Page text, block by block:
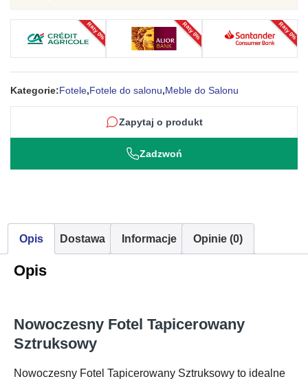
Raty 0% Raty 0% Raty 0%
Kategorie:Fotele,Fotele do salonu,Meble do Salonu
Zapytaj o produkt
Zadzwoń
Opis Dostawa Informacje Opinie (0)
Opis
Nowoczesny Fotel Tapicerowany
Sztruksowy
Nowoczesny Fotel Tapicerowany Sztruksowy to idealne